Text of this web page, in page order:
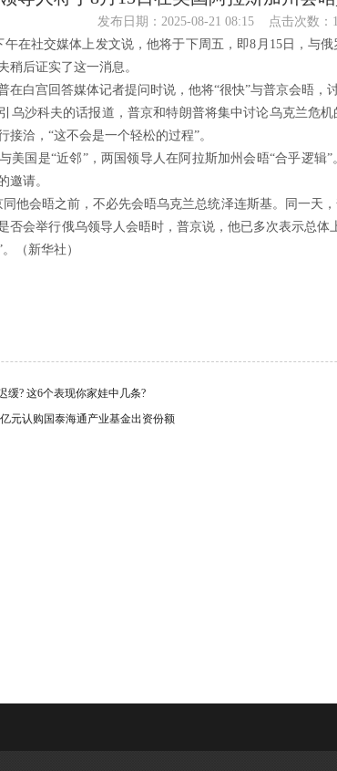
发布日期：2025-08-21 08:15 点击次数：
午在社交媒体上发文说，他将于下周五，即8月15日，与
稍后证实了这一消息。
在白宫回答媒体记者提问时说，他将“很快”与普京会晤，
乌沙科夫的话报道，普京和特朗普将集中讨论乌克兰危
接洽，“这不会是一个轻松的过程”。
美国是“近邻”，两国领导人在阿拉斯加州会晤“合乎逻辑
邀请。
他会晤之前，不必先会晤乌克兰总统泽连斯基。同一天
否会举行俄乌领导人会晤时，普京说，他已多次表示总
（新华社）
缓? 这6个表现你家娃中几条?
元认购国泰海通产业基金出资份额